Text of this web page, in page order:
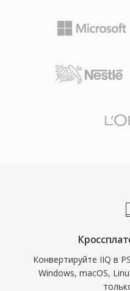
Конвертируйте IIQ в
Windows, macOS,